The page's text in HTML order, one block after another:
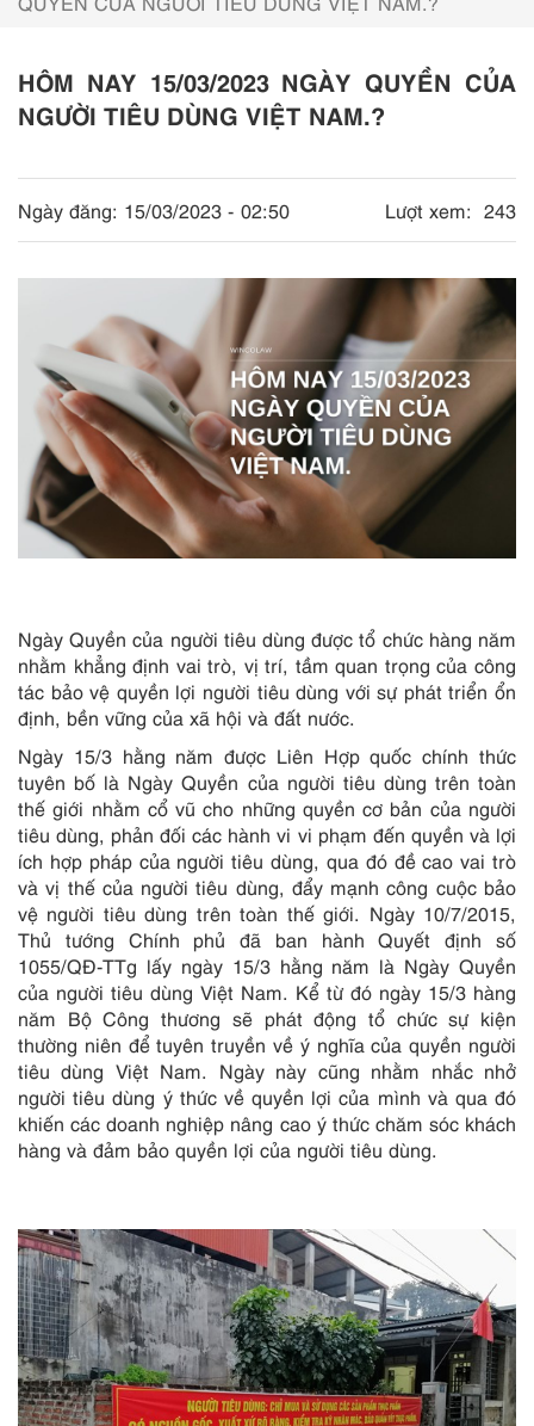
HÔM NAY 15/03/2023 NGÀY QUYỀN CỦA
NGƯỜI TIÊU DÙNG VIỆT NAM.?
Ngày đăng: 15/03/2023 - 02:50 Lượt xem: 243
Ngày Quyền của người tiêu dùng được tổ chức hàng năm
nhằm khẳng định vai trò, vị trí, tầm quan trọng của công
tác bảo vệ quyền lợi người tiêu dùng với sự phát triển ổn
định, bền vững của xã hội và đất nước.
Ngày 15/3 hằng năm được Liên Hợp quốc chính thức
tuyên bố là Ngày Quyền của người tiêu dùng trên toàn
thế giới nhằm cổ vũ cho những quyền cơ bản của người
tiêu dùng, phản đối các hành vi vi phạm đến quyền và lợi
ích hợp pháp của người tiêu dùng, qua đó đề cao vai trò
và vị thế của người tiêu dùng, đẩy mạnh công cuộc bảo
vệ người tiêu dùng trên toàn thế giới. Ngày 10/7/2015,
Thủ tướng Chính phủ đã ban hành Quyết định số
1055/QĐ-TTg lấy ngày 15/3 hằng năm là Ngày Quyền
của người tiêu dùng Việt Nam. Kể từ đó ngày 15/3 hàng
năm Bộ Công thương sẽ phát động tổ chức sự kiện
thường niên để tuyên truyền về ý nghĩa của quyền người
tiêu dùng Việt Nam. Ngày này cũng nhằm nhắc nhở
người tiêu dùng ý thức về quyền lợi của mình và qua đó
khiến các doanh nghiệp nâng cao ý thức chăm sóc khách
hàng và đảm bảo quyền lợi của người tiêu dùng.